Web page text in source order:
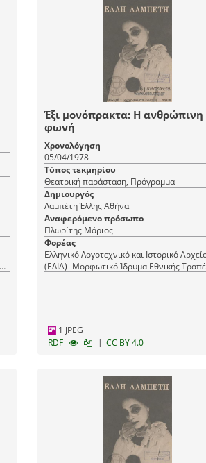
Έξι μονόπρακτα: Η ανθρώπινη
φωνή
Χρονολόγηση
05/04/1978
Τύπος τεκμηρίου
Θεατρική παράσταση, Πρόγραμμα
Δημιουργός
Λαμπέτη Έλλης Αθήνα
Αναφερόμενο πρόσωπο
Πλωρίτης Μάριος
Φορέας
Ελληνικό Λογοτεχνικό και Ιστορικό
(ΕΛΙΑ)- Μορφωτικό Ίδρυμα Εθνικής
1 JPEG
RDF
| CC BY 4.0